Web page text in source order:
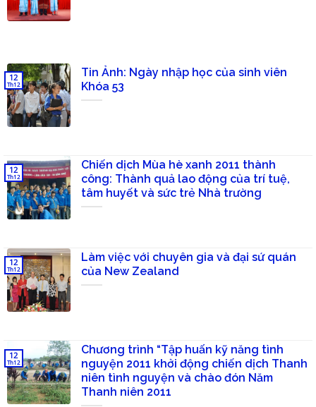
Tin Ảnh: Ngày nhập học của sinh viên
Khóa 53
12
Th12
Chiến dịch Mùa hè xanh 2011 thành
công: Thành quả lao động của trí tuệ,
tâm huyết và sức trẻ Nhà trường
12
Th12
Làm việc với chuyên gia và đại sứ quán
của New Zealand
12
Th12
Chương trình “Tập huấn kỹ năng tình
nguyện 2011 khởi động chiến dịch Thanh
niên tình nguyện và chào đón Năm
Thanh niên 2011
12
Th12